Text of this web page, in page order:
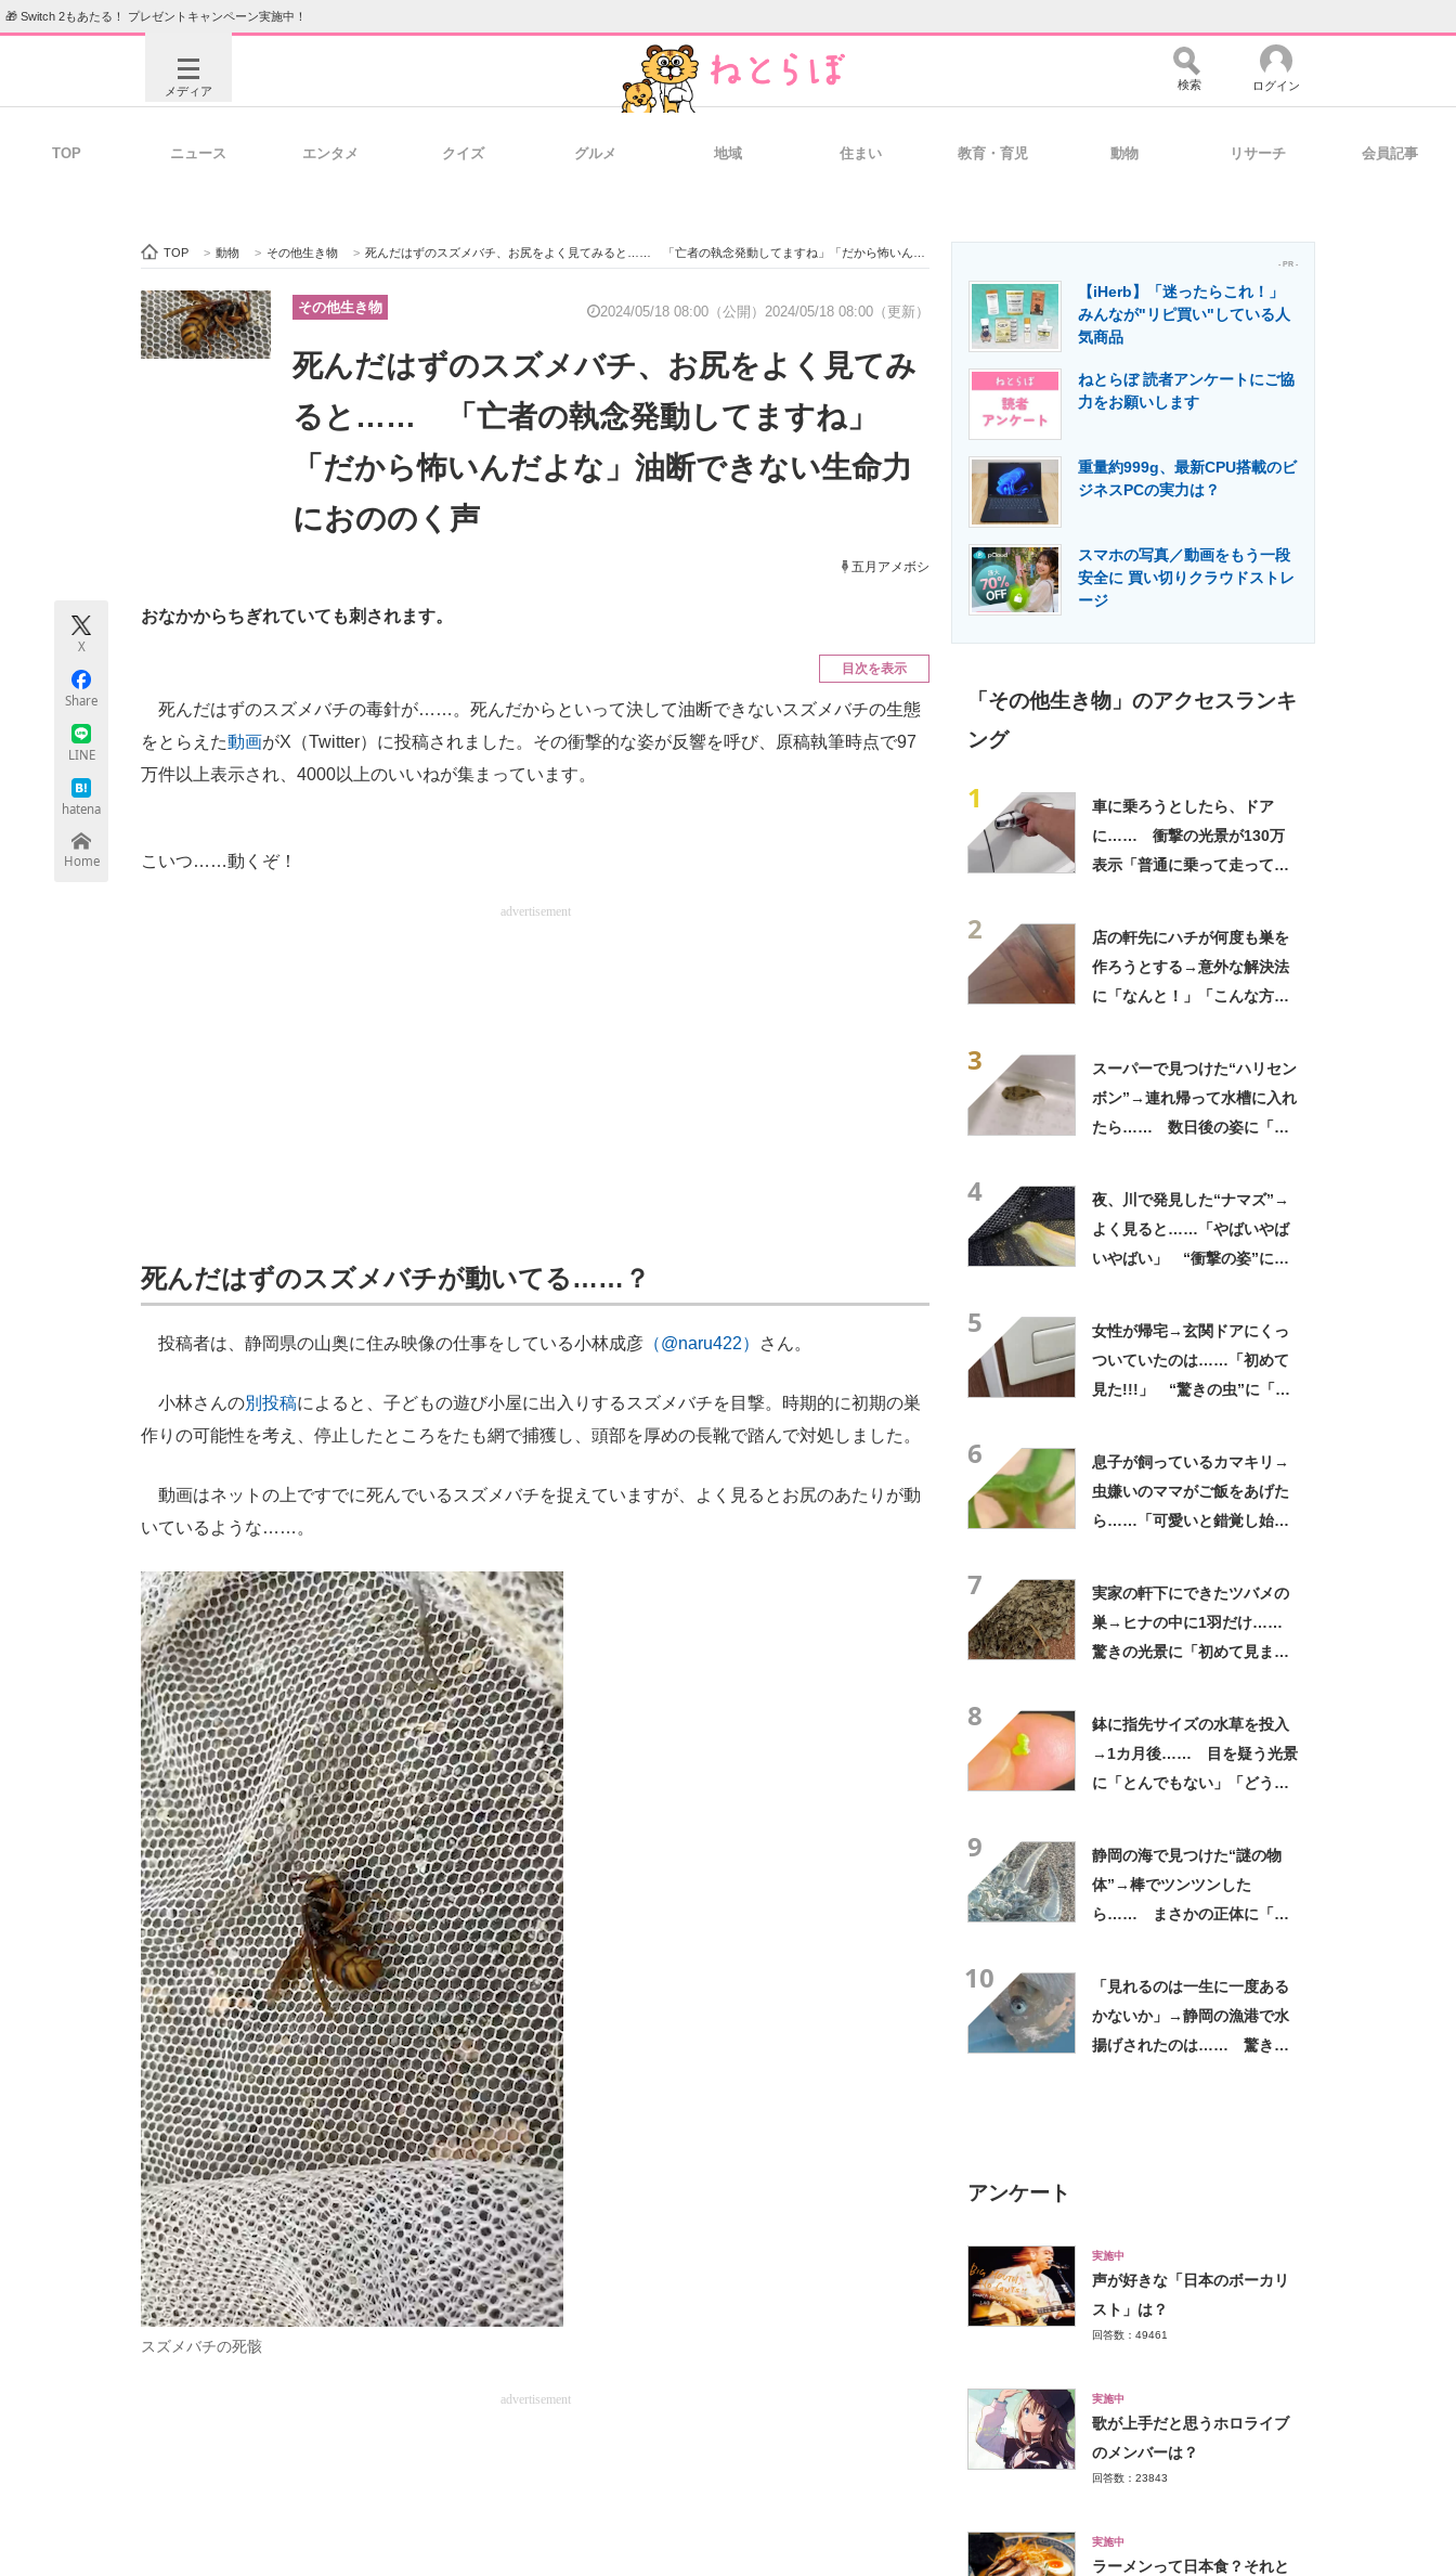
🎁 Switch 2もあたる！ プレゼントキャンペーン実施中！
メディア
ビジネスと働き方のヒント 経営リーダーのコミュニティ マーケ×ITの今がよく分かる
企業向けIT製品の総合サイト 製造業のIT導入・活用を支援
エレクトロニクス専門サイト エネルギーの専門メディア 建設×テクノロジーの最前線
検索 ログイン
TOP ニュース エンタメ クイズ グルメ 地域 住まい 教育・育児 動物 リサーチ 会員記事
TOP > 動物 > その他生き物 > 死んだはずのスズメバチ、お尻をよく見てみると…… 「亡者の執念発動してますね」「だから怖いんだよな」油断できない生命力におののく声
その他生き物 2024/05/18 08:00（公開） 2024/05/18 08:00（更新）
死んだはずのスズメバチ、お尻をよく見てみ
ると…… 「亡者の執念発動してますね」
「だから怖いんだよな」油断できない生命力
におののく声
五月アメボシ
X
Share
LINE
hatena
Home
おなかからちぎれていても刺されます。
目次を表示
死んだはずのスズメバチの毒針が……。死んだからといって決して油断できないスズメバチの生態
をとらえた動画がX（Twitter）に投稿されました。その衝撃的な姿が反響を呼び、原稿執筆時点で97
万件以上表示され、4000以上のいいねが集まっています。
こいつ……動くぞ！
advertisement
死んだはずのスズメバチが動いてる……？
投稿者は、静岡県の山奥に住み映像の仕事をしている小林成彦 （@naru422） さん。
小林さんの別投稿によると、子どもの遊び小屋に出入りするスズメバチを目撃。時期的に初期の巣
作りの可能性を考え、停止したところをたも網で捕獲し、頭部を厚めの長靴で踏んで対処しました。
動画はネットの上ですでに死んでいるスズメバチを捉えていますが、よく見るとお尻のあたりが動
いているような……。
スズメバチの死骸
advertisement
- PR -
【iHerb】「迷ったらこれ！」
みんなが"リピ買い"している人
気商品
ねとらぼ 読者アンケートにご協
力をお願いします
重量約999g、最新CPU搭載のビ
ジネスPCの実力は？
スマホの写真／動画をもう一段
安全に 買い切りクラウドストレ
ージ
「その他生き物」のアクセスランキ
ング
1
車に乗ろうとしたら、ドア
に…… 衝撃の光景が130万
表示「普通に乗って走ってた
2
店の軒先にハチが何度も巣を
作ろうとする→意外な解決法
に「なんと！」「こんな方法
3
スーパーで見つけた“ハリセン
ボン”→連れ帰って水槽に入れ
たら…… 数日後の姿に「な
4
夜、川で発見した“ナマズ”→
よく見ると……「やばいやば
いやばい」 “衝撃の姿”に
5
女性が帰宅→玄関ドアにくっ
ついていたのは……「初めて
見た!!!」 “驚きの虫”に「良
6
息子が飼っているカマキリ→
虫嫌いのママがご飯をあげた
ら……「可愛いと錯覚し始め
7
実家の軒下にできたツバメの
巣→ヒナの中に1羽だけ……
驚きの光景に「初めて見まし
8
鉢に指先サイズの水草を投入
→1カ月後…… 目を疑う光景
に「とんでもない」「どうし
9
静岡の海で見つけた“謎の物
体”→棒でツンツンした
ら…… まさかの正体に「ギ
10
「見れるのは一生に一度ある
かないか」→静岡の漁港で水
揚げされたのは…… 驚きの
アンケート
実施中
声が好きな「日本のボーカリ
スト」は？
回答数：49461
実施中
歌が上手だと思うホロライブ
のメンバーは？
回答数：23843
実施中
ラーメンって日本食？それと